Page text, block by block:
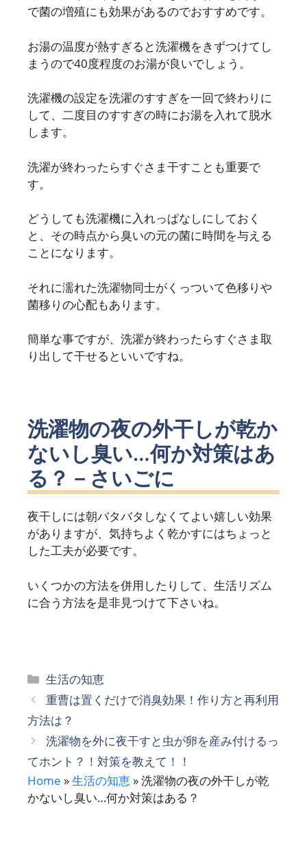
で菌の増殖にも効果があるのでおすすめです。
お湯の温度が熱すぎると洗濯機をきずつけてし
まうので40度程度のお湯が良いでしょう。
洗濯機の設定を洗濯のすすぎを一回で終わりに
して、二度目のすすぎの時にお湯を入れて脱水
します。
洗濯が終わったらすぐさま干すことも重要で
す。
どうしても洗濯機に入れっぱなしにしておく
と、その時点から臭いの元の菌に時間を与える
ことになります。
それに濡れた洗濯物同士がくっついて色移りや
菌移りの心配もあります。
簡単な事ですが、洗濯が終わったらすぐさま取
り出して干せるといいですね。
洗濯物の夜の外干しが乾か
ないし臭い…何か対策はあ
る？－さいごに
夜干しには朝バタバタしなくてよい嬉しい効果
がありますが、気持ちよく乾かすにはちょっと
した工夫が必要です。
いくつかの方法を併用したりして、生活リズム
に合う方法を是非見つけて下さいね。
カ
テ
ゴ
リ
ー
生活の知恵
重曹は置くだけで消臭効果！作り方と再利用
方法は？
洗濯物を外に夜干すと虫が卵を産み付けるっ
てホント？！対策を教えて！！
Home »生活の知恵 »洗濯物の夜の外干しが乾
かないし臭い…何か対策はある？